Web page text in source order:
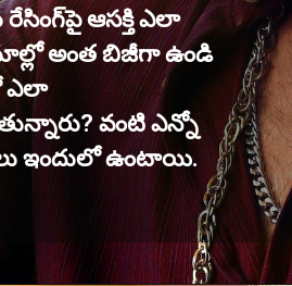
ఆసక్తి ఎలా
అంత బిజీగా ఉండి
ఎలా
వంటి ఎన్నో